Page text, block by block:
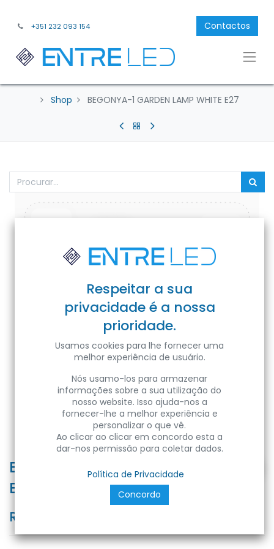
+351 232 093 154 Contactos
Shop BEGONYA-1 GARDEN LAMP WHITE E27
BEGONYA-1 GARDEN LAMP WHITE
E27
Ref:
Respeitar a sua
privacidade é a nossa
prioridade.
Usamos cookies para lhe fornecer uma
melhor experiência de usuário.
Nós usamo-los para armazenar
informações sobre a sua utilização do
nosso website. Isso ajuda-nos a
fornecer-lhe a melhor experiência e
personalizar o que vê.
Ao clicar ao clicar em concordo esta a
dar-nos permissão para coletar dados.
Política de Privacidade
Concordo